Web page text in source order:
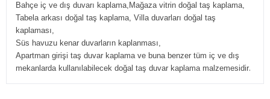
Bahçe iç ve dış duvarı kaplama,Mağaza vitrin doğal taş kaplama,
Tabela arkası doğal taş kaplama, Villa duvarları doğal taş
kaplaması,
Süs havuzu kenar duvarların kaplanması,
Apartman girişi taş duvar kaplama ve buna benzer tüm iç ve dış
mekanlarda kullanılabilecek doğal taş duvar kaplama malzemesidir.